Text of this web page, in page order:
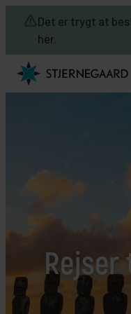
Det er trygt at
her.
Skip to main content
Rejser